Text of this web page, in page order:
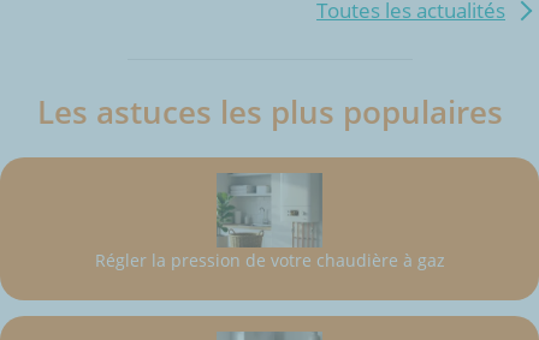
Toutes les actualités
Les astuces les plus populaires
Régler la pression de votre chaudière à gaz